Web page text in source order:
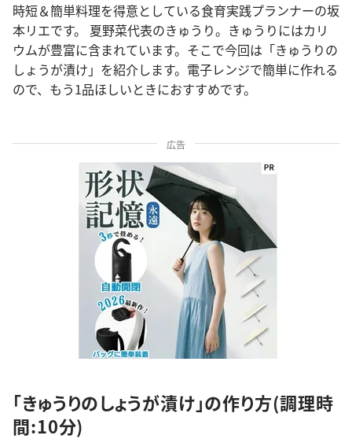
時短＆簡単料理を得意としている食育実践プランナーの坂
本リエです。 夏野菜代表のきゅうり。きゅうりにはカリ
ウムが豊富に含まれています。そこで今回は「きゅうりの
しょうが漬け」を紹介します。電子レンジで簡単に作れる
ので、もう1品ほしいときにおすすめです。
広告
「きゅうりのしょうが漬け」の作り方(調理時
間:10分)